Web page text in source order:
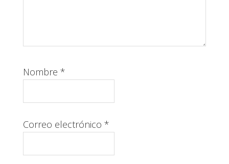
Nombre *
Correo electrónico *